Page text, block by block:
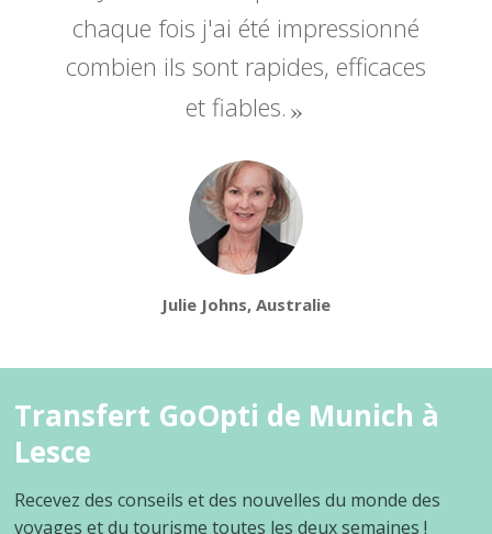
chaque fois j'ai été impressionné
combien ils sont rapides, efficaces
et fiables.
Julie Johns, Australie
Transfert GoOpti de Munich à
Lesce
Recevez des conseils et des nouvelles du monde des
voyages et du tourisme toutes les deux semaines !